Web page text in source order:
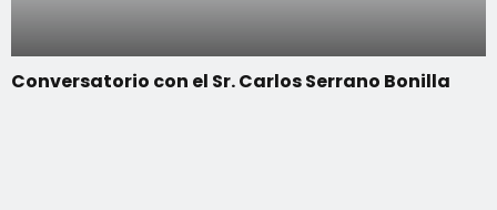
Conversatorio con el Sr. Carlos Serrano Bonilla